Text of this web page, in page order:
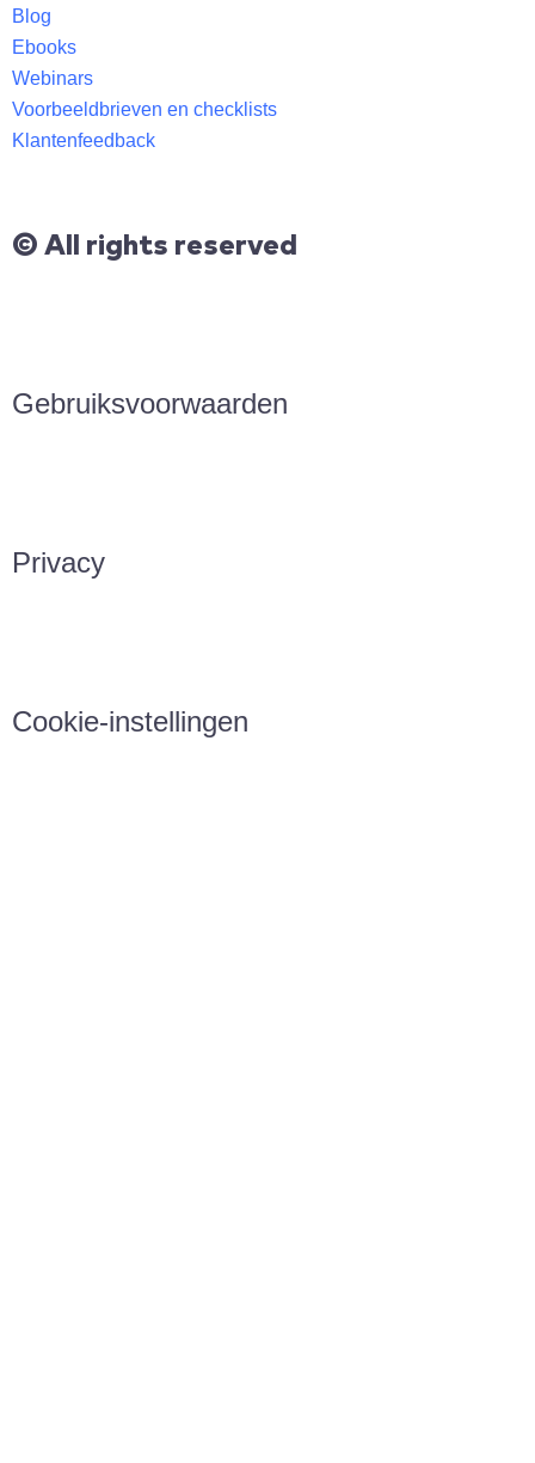
Blog
Ebooks
Webinars
Voorbeeldbrieven en checklists
Klantenfeedback
© All rights reserved
Gebruiksvoorwaarden
Privacy
Cookie-instellingen